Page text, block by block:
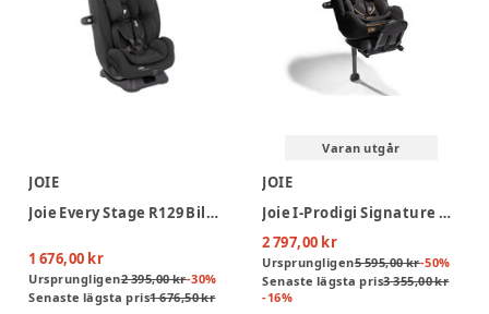
JOIE
Joie Every Stage R129 Bilbarnstol - Shale
1 676,00 kr
Ursprungligen2 395,00 kr-30%
Senaste lägsta pris1 676,50 kr
Varan utgår
JOIE
Joie I-Prodigi Signature Bilbarnstol - Eclipse
2 797,00 kr
Ursprungligen5 595,00 kr-50%
Senaste lägsta pris3 355,00 kr
-16%